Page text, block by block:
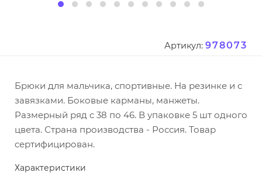
Артикул: 978073
Брюки для мальчика, спортивные. На резинке и с
завязками. Боковые карманы, манжеты.
Размерный ряд с 38 по 46. В упаковке 5 шт одного
цвета. Страна производства - Россия. Товар
сертифицирован.
Характеристики